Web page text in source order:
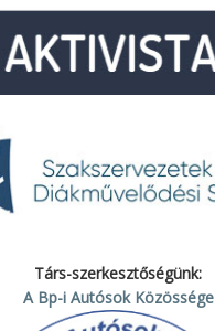
Társ-szerkesztőségünk:
A Bp-i Autósok Közössége